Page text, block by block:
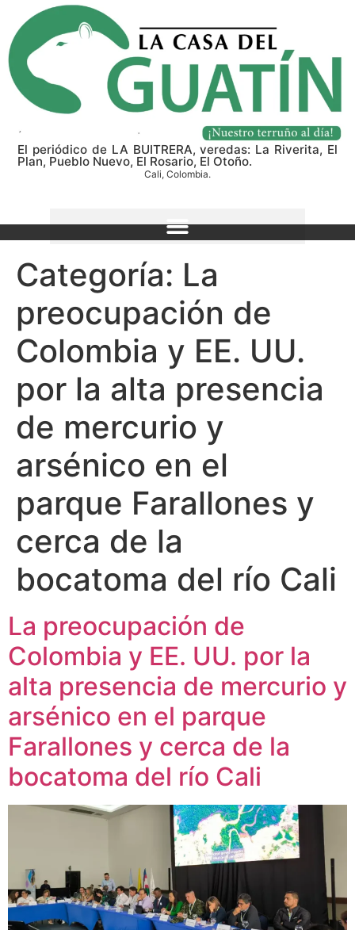
El periódico de LA BUITRERA, veredas: La Riverita, El
Plan, Pueblo Nuevo, El Rosario, El Otoño.
Cali, Colombia.
Categoría: La
preocupación de
Colombia y EE. UU.
por la alta presencia
de mercurio y
arsénico en el
parque Farallones y
cerca de la
bocatoma del río Cali
La preocupación de
Colombia y EE. UU. por la
alta presencia de mercurio y
arsénico en el parque
Farallones y cerca de la
bocatoma del río Cali